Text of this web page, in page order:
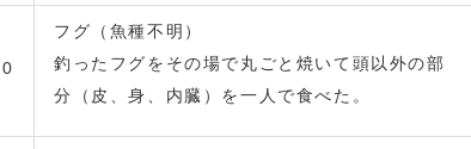
0
フグ（魚種不明）
釣ったフグをその場で丸ごと焼いて頭以外の部
分（皮、身、内臓）を一人で食べた。